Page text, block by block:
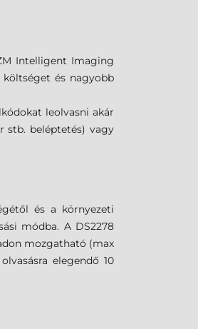
Intelligent Imaging
és nagyobb
leolvasni akár
stb. beléptetés) vagy
és a környezeti
módba. A DS2278
mozgatható (max
elegendő 10